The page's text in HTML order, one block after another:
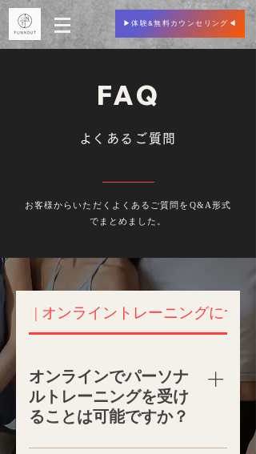
▶︎体験&無料カウンセリング◀︎
FAQ
​よくあるご質問
お客様からいただくよくあるご質問をQ&A形式
でまとめました。
| オンライントレーニングについ
オンラインでパーソナ
ルトレーニングを受け
ることは可能ですか？